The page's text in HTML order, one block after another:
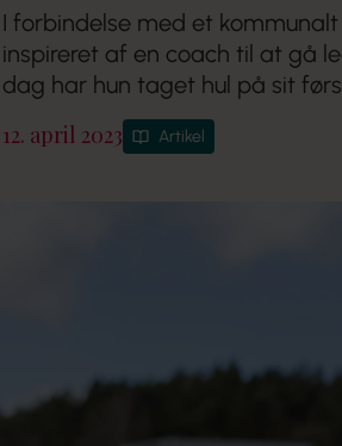
I forbindelse med et
inspireret af en coach til at gå
dag har hun taget hul på sit
12. april 2023
Artikel